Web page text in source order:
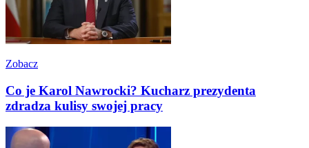
Zobacz
Co je Karol Nawrocki? Kucharz prezydenta
zdradza kulisy swojej pracy